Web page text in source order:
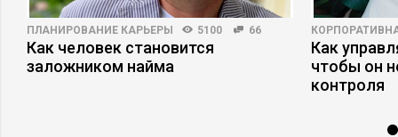
ПЛАНИРОВАНИЕ КАРЬЕРЫ 5100 66
Как человек становится
заложником найма
Как
чтобы он
контроля